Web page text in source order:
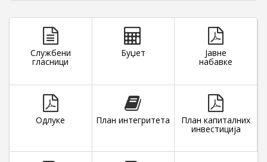
Службени
гласници
Буџет Јавне
набавке
Одлуке План интегритета План капиталних
инвестиција